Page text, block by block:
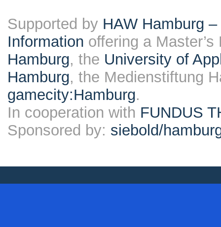
Supported by HAW Hamburg
Information offering a
Hamburg, the University of
Hamburg, the Medienstiftung
gamecity:Hamburg.
In cooperation with FUNDUS
Sponsored by: siebold/